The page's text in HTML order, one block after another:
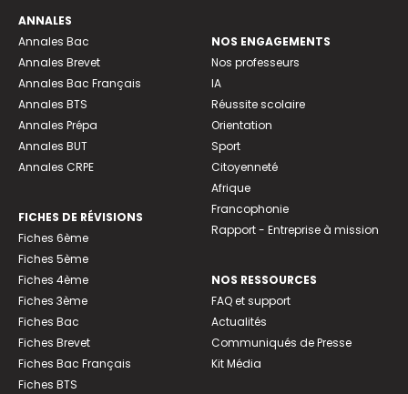
ANNALES
Annales Bac
Annales Brevet
Annales Bac Français
Annales BTS
Annales Prépa
Annales BUT
Annales CRPE
FICHES DE RÉVISIONS
Fiches 6ème
Fiches 5ème
Fiches 4ème
Fiches 3ème
Fiches Bac
Fiches Brevet
Fiches Bac Français
Fiches BTS
NOS ENGAGEMENTS
Nos professeurs
IA
Réussite scolaire
Orientation
Sport
Citoyenneté
Afrique
Francophonie
Rapport - Entreprise à mission
NOS RESSOURCES
FAQ et support
Actualités
Communiqués de Presse
Kit Média